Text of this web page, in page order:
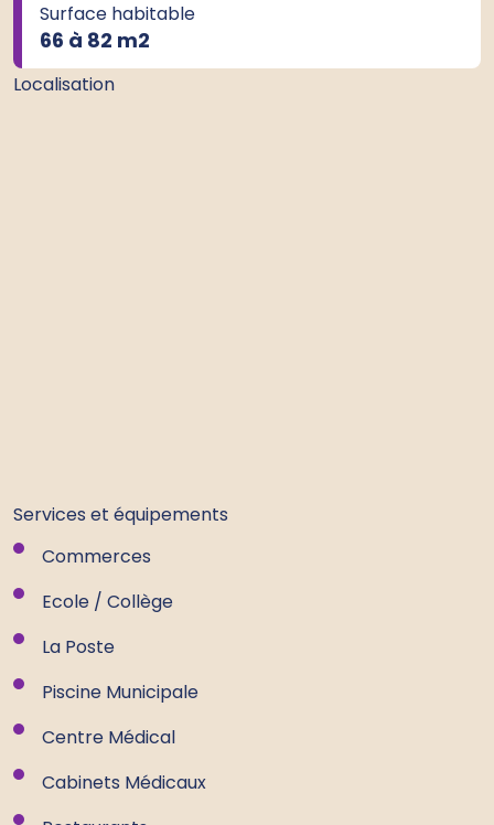
Surface habitable
66 à 82 m2
Localisation
Services et équipements
Commerces
Ecole / Collège
La Poste
Piscine Municipale
Centre Médical
Cabinets Médicaux